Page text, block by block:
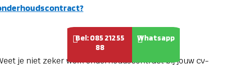
je niet zeker welk onderhoudscontract bij jouw cv-
Bel: 085 212 55
88

Whatsapp